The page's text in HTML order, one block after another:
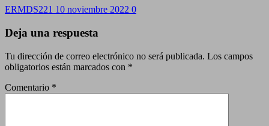
ERMDS221 10 noviembre 2022 0
Deja una respuesta
Tu dirección de correo electrónico no será publicada. Los campos
obligatorios están marcados con *
Comentario *